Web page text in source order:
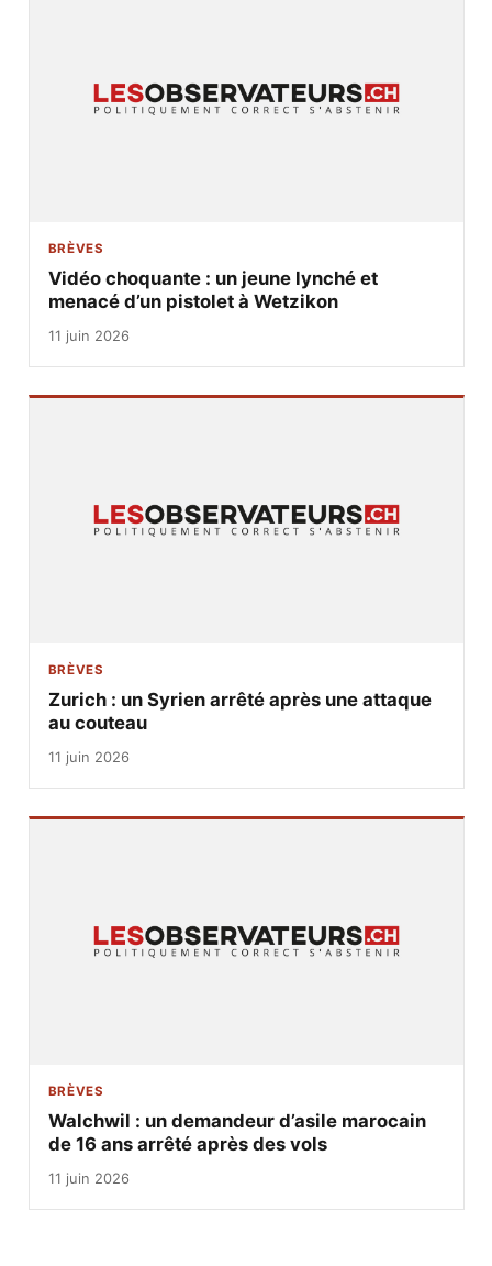
BRÈVES
Vidéo choquante : un jeune lynché et
menacé d’un pistolet à Wetzikon
11 juin 2026
BRÈVES
Zurich : un Syrien arrêté après une attaque
au couteau
11 juin 2026
BRÈVES
Walchwil : un demandeur d’asile marocain
de 16 ans arrêté après des vols
11 juin 2026